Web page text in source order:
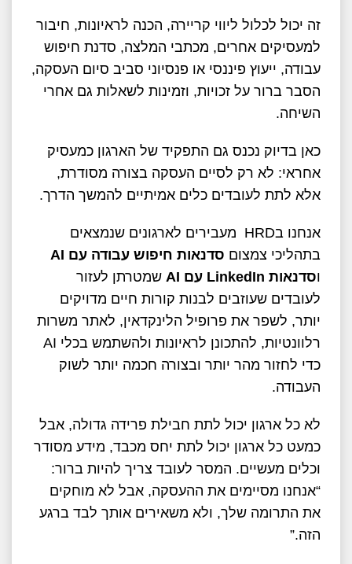
זה יכול לכלול ליווי קריירה, הכנה לראיונות, חיבור
למעסיקים אחרים, מכתבי המלצה, סדנת חיפוש
עבודה, ייעוץ פיננסי או פנסיוני סביב סיום העסקה,
הסבר ברור על זכויות, וזמינות לשאלות גם אחרי
השיחה.
כאן בדיוק נכנס גם התפקיד של הארגון כמעסיק
אחראי: לא רק לסיים העסקה בצורה מסודרת,
אלא לתת לעובדים כלים אמיתיים להמשך הדרך.
אנחנו בHRD מעבירים לארגונים שנמצאים
בתהליכי צמצום סדנאות חיפוש עבודה עם
וסדנאות עם
שמטרתן לעזור
לעובדים שעוזבים לבנות קורות חיים מדויקים
יותר, לשפר את פרופיל הלינקדאין, לאתר משרות
רלוונטיות, להתכונן לראיונות ולהשתמש בכלי AI
כדי לחזור מהר יותר ובצורה חכמה יותר לשוק
העבודה.
לא כל ארגון יכול לתת חבילת פרידה גדולה, אבל
כמעט כל ארגון יכול לתת יחס מכבד, מידע מסודר
וכלים מעשיים. המסר לעובד צריך להיות ברור:
“אנחנו מסיימים את ההעסקה, אבל לא מוחקים
את התרומה שלך, ולא משאירים אותך לבד ברגע
הזה.”